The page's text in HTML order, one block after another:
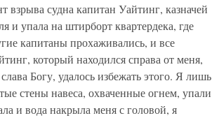
судна капитан Уайтинг, казначей
и упала на штирборт квартердека, где
капитаны прохаживались, и все
который находился справа от меня,
Богу, удалось избежать этого. Я лишь
стены навеса, охваченные огнем, упали
и вода накрыла меня с головой, я